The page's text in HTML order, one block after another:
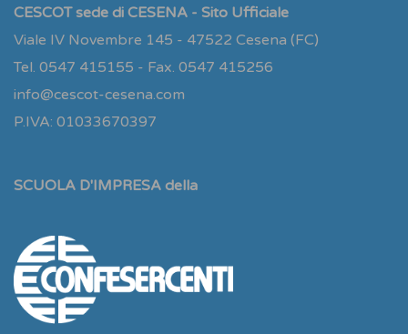
CESCOT sede di CESENA - Sito Ufficiale
Viale IV Novembre 145 - 47522 Cesena (FC)
Tel. 0547 415155 - Fax. 0547 415256
info@cescot-cesena.com
P.IVA: 01033670397
SCUOLA D'IMPRESA della